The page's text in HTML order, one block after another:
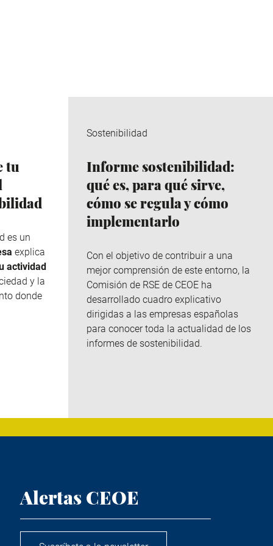
tu
es un
explica
actividad
y la
donde
Sostenibilidad
Informe sostenibilidad:
qué es, para qué sirve,
cómo se regula y cómo
implementarlo
Con el objetivo de contribuir a una
mejor comprensión de este entorno, la
Comisión de RSE de CEOE ha
desarrollado cuadro explicativo
dirigidas a las empresas españolas
para conocer toda la actualidad de los
informes de sostenibilidad.
Alertas CEOE